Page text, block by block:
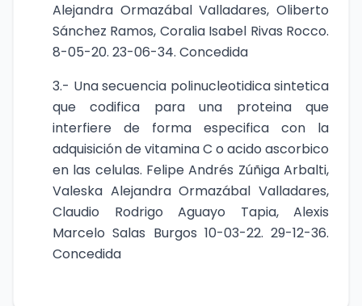
Alejandra Ormazábal Valladares, Oliberto
Sánchez Ramos, Coralia Isabel Rivas Rocco.
8-05-20. 23-06-34. Concedida
3.- Una secuencia polinucleotidica sintetica
que codifica para una proteina que
interfiere de forma especifica con la
adquisición de vitamina C o acido ascorbico
en las celulas. Felipe Andrés Zúñiga Arbalti,
Valeska Alejandra Ormazábal Valladares,
Claudio Rodrigo Aguayo Tapia, Alexis
Marcelo Salas Burgos 10-03-22. 29-12-36.
Concedida